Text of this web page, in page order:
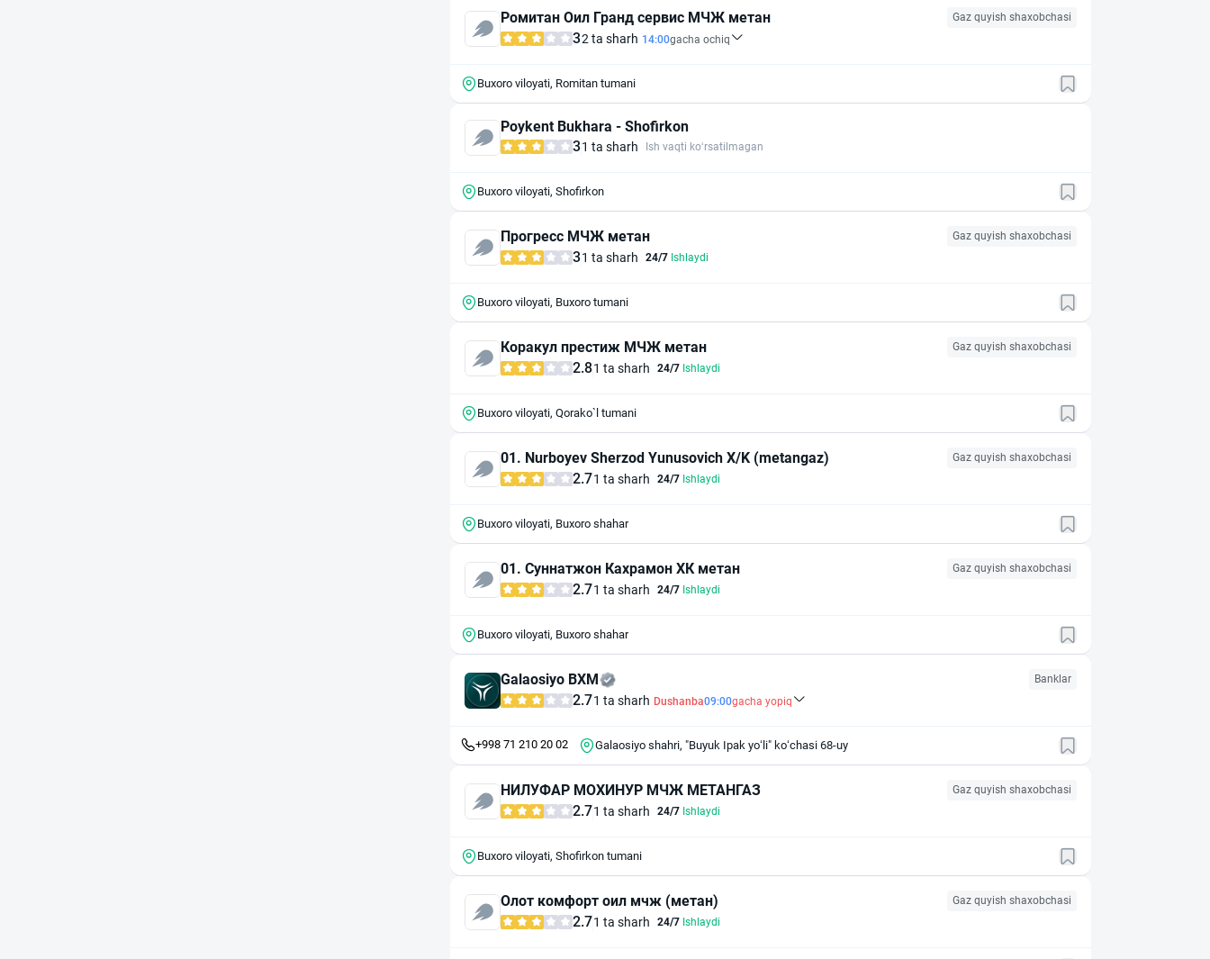
Ромитан Оил Гранд сервис МЧЖ метан Gaz quyish shaxobchasi
32 ta sharh 14:00gacha ochiq
Buxoro viloyati, Romitan tumani
Poykent Bukhara - Shofirkon
31 ta sharh Ish vaqti ko‘rsatilmagan
Buxoro viloyati, Shofirkon
Прогресс МЧЖ метан Gaz quyish shaxobchasi
31 ta sharh 24/7 Ishlaydi
Buxoro viloyati, Buxoro tumani
Коракул престиж МЧЖ метан Gaz quyish shaxobchasi
2.81 ta sharh 24/7 Ishlaydi
Buxoro viloyati, Qorako`l tumani
01. Nurboyev Sherzod Yunusovich X/K (metangaz) Gaz quyish shaxobchasi
2.71 ta sharh 24/7 Ishlaydi
Buxoro viloyati, Buxoro shahar
01. Суннатжон Кахрамон ХК метан Gaz quyish shaxobchasi
2.71 ta sharh 24/7 Ishlaydi
Buxoro viloyati, Buxoro shahar
Galaosiyo BXM Banklar
2.71 ta sharh Dushanba09:00gacha yopiq
+998 71 210 20 02 Galaosiyo shahri, "Buyuk Ipak yo‘li" ko‘chasi 68-uy
НИЛУФАР МОХИНУР МЧЖ МЕТАНГАЗ Gaz quyish shaxobchasi
2.71 ta sharh 24/7 Ishlaydi
Buxoro viloyati, Shofirkon tumani
Олот комфорт оил мчж (метан) Gaz quyish shaxobchasi
2.71 ta sharh 24/7 Ishlaydi